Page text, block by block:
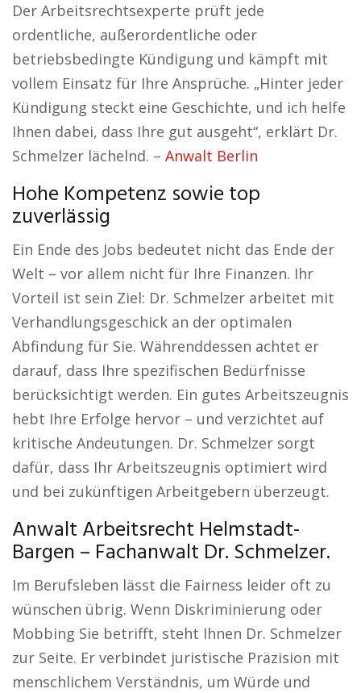
Der Arbeitsrechtsexperte prüft jede
ordentliche, außerordentliche oder
betriebsbedingte Kündigung und kämpft mit
vollem Einsatz für Ihre Ansprüche. „Hinter jeder
Kündigung steckt eine Geschichte, und ich helfe
Ihnen dabei, dass Ihre gut ausgeht“, erklärt Dr.
Schmelzer lächelnd. – Anwalt Berlin
Hohe Kompetenz sowie top
zuverlässig
Ein Ende des Jobs bedeutet nicht das Ende der
Welt – vor allem nicht für Ihre Finanzen. Ihr
Vorteil ist sein Ziel: Dr. Schmelzer arbeitet mit
Verhandlungsgeschick an der optimalen
Abfindung für Sie. Währenddessen achtet er
darauf, dass Ihre spezifischen Bedürfnisse
berücksichtigt werden. Ein gutes Arbeitszeugnis
hebt Ihre Erfolge hervor – und verzichtet auf
kritische Andeutungen. Dr. Schmelzer sorgt
dafür, dass Ihr Arbeitszeugnis optimiert wird
und bei zukünftigen Arbeitgebern überzeugt.
Anwalt Arbeitsrecht Helmstadt-
Bargen – Fachanwalt Dr. Schmelzer.
Im Berufsleben lässt die Fairness leider oft zu
wünschen übrig. Wenn Diskriminierung oder
Mobbing Sie betrifft, steht Ihnen Dr. Schmelzer
zur Seite. Er verbindet juristische Präzision mit
menschlichem Verständnis, um Würde und